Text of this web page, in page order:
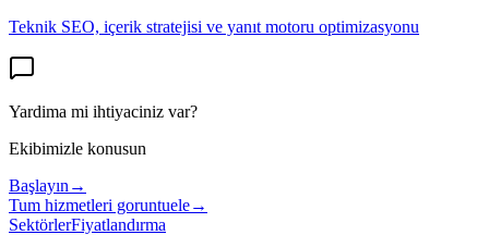
Teknik SEO, içerik stratejisi ve yanıt motoru optimizasyonu
Yardima mi ihtiyaciniz var?
Ekibimizle konusun
Başlayın →
Tum hizmetleri goruntuele→
SektörlerFiyatlandırma